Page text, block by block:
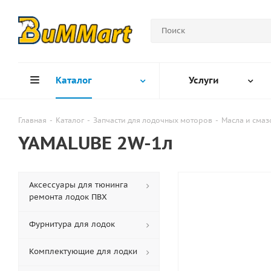
Каталог Услуги
Главная - Каталог - Запчасти для лодочных моторов - Масла и
YAMALUBE 2W-1л
Аксессуары для тюнинга
ремонта лодок ПВХ
Фурнитура для лодок
Комплектующие для лодки